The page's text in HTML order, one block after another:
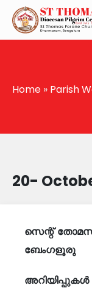
Home » Parish
20-
സെന്റ്തോമസ്
ബേംഗളൂരു
അറിയിപ്പുകൾ